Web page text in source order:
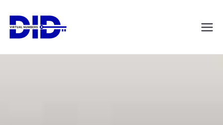
содержимому
DIDVirtualNumb